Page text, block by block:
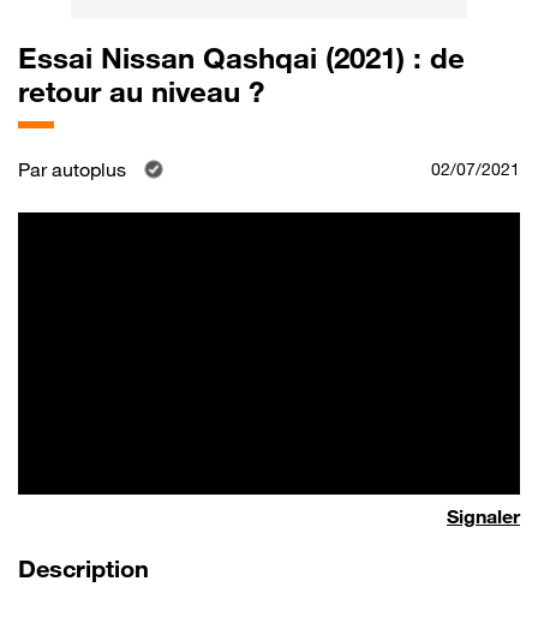
Essai Nissan Qashqai (2021) : de
retour au niveau ?
Parautoplus 02/07/2021
Signaler
Description